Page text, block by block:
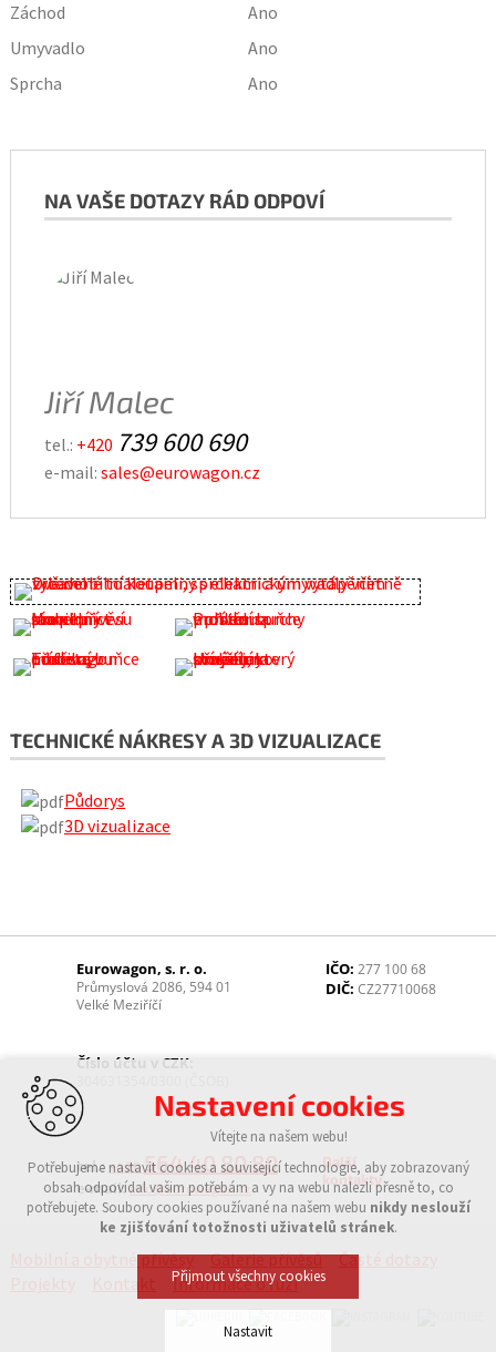
Záchod
Ano
Umyvadlo
Ano
Sprcha
Ano
NA VAŠE DOTAZY RÁD ODPOVÍ
Jiří Malec
tel.: +420 739 600 690
e-mail: sales@eurowagon.cz
TECHNICKÉ NÁKRESY A 3D VIZUALIZACE
Půdorys
3D vizualizace
Eurowagon, s. r. o.
Průmyslová 2086, 594 01
Velké Meziříčí
IČO: 277 100 68
DIČ: CZ27710068
Číslo účtu v CZK:
tel.: +420564 40 80 80
e-mail:info@eurowagon.cz
Další
kontakty
Mobilní a obytné přívěsy Galerie přívěsů
Časté dotazy
Informace o fúzi
Nastavení cookies
Vítejte na našem webu!
Potřebujeme nastavit cookies a související technologie, aby zobrazovaný
obsah odpovídal vašim potřebám a vy na webu nalezli přesně to, co
potřebujete. Soubory cookies používané na našem webu nikdy neslouží
ke zjišťování totožnosti uživatelů stránek.
Přijmout všechny cookies
Nastavit